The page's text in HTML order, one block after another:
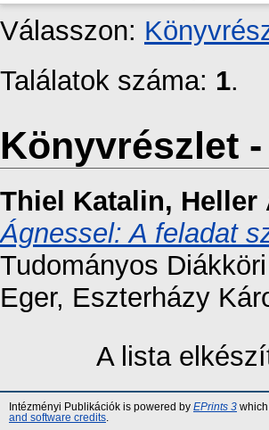
Válasszon:
Találatok száma: 1.
Könyvrészlet
Thiel Katalin, Heller
Ágnessel: A feladat
Tudományos
Eger, Eszterházy
A lista
Intézményi Publikációk is powered by EPrints 3
and software credits